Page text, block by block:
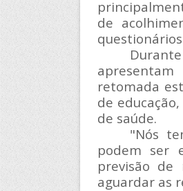
de
retomada
de
de saúde.
"Nós
podem ser
previsão
aguardar as